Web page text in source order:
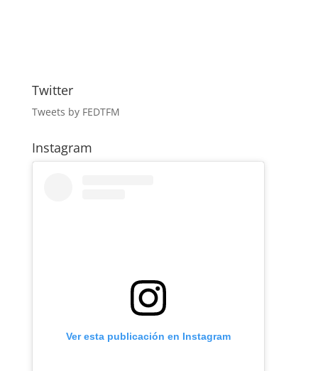
Twitter
Tweets by FEDTFM
Instagram
Ver esta publicación en Instagram